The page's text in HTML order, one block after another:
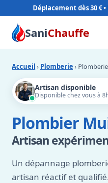
Déplacement dès 30 €
SaniChauffe
Accueil › Plomberie ›
Artisan disponible
Disponible chez vous à
Plombier
Artisan
Un dépannage
artisan réactif et